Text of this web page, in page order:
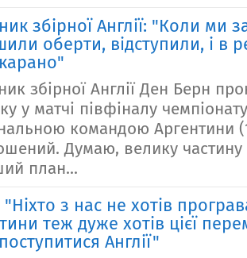
збірної Англії: "Коли ми
оберти, відступили, і в
збірної Англії Ден Берн
у матчі півфіналу
командою Аргентини
Думаю, велику частину
план...
"Ніхто з нас не хотів
теж дуже хотів цієї
Англії"